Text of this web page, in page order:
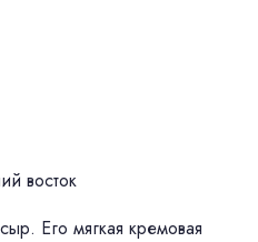
восток
Его мягкая кремовая